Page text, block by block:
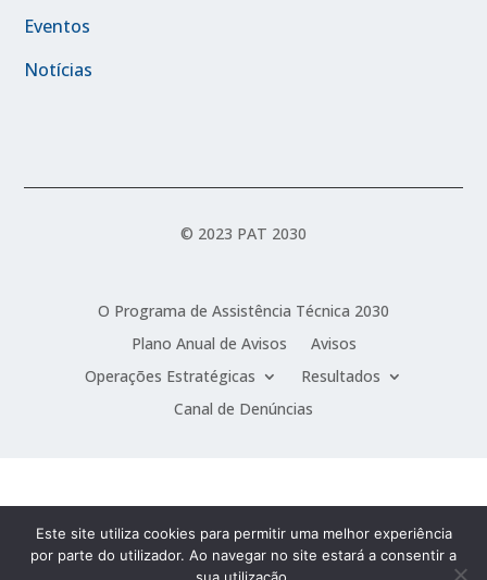
Eventos
Notícias
© 2023 PAT 2030
O Programa de Assistência Técnica 2030
Plano Anual de Avisos
Avisos
Operações Estratégicas
Resultados
Canal de Denúncias
Este site utiliza cookies para permitir uma melhor experiência
por parte do utilizador. Ao navegar no site estará a consentir a